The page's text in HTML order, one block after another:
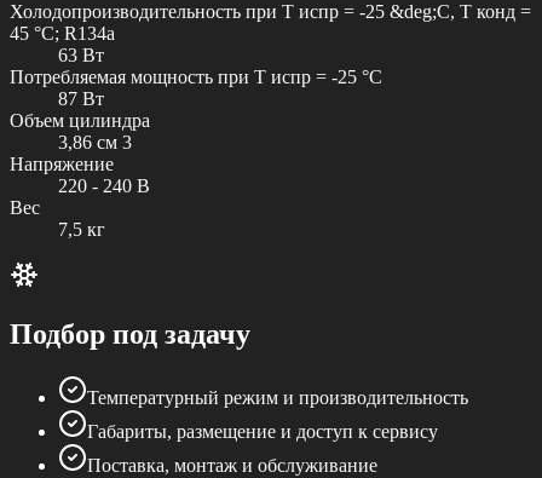
Холодопроизводительность при T испр = -25 &deg;C, T конд =
45 °C; R134a
63 Вт
Потребляемая мощность при T испр = -25 °C
87 Вт
Объем цилиндра
3,86 см 3
Напряжение
220 - 240 В
Вес
7,5 кг
Подбор под задачу
Температурный режим и производительность
Габариты, размещение и доступ к сервису
Поставка, монтаж и обслуживание